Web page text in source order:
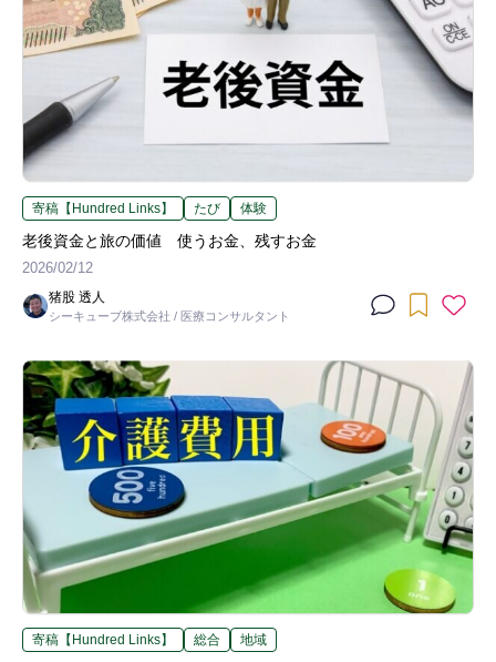
寄稿【Hundred Links】 たび 体験
老後資金と旅の価値 使うお金、残すお金
2026/02/12
猪股 透人
シーキューブ株式会社 / 医療コンサルタント
寄稿【Hundred Links】 総合 地域